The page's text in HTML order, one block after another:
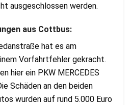
ausgeschlossen werden.
aus Cottbus:
hat es am
Vorfahrtfehler gekracht.
hier ein PKW MERCEDES
Schäden an den beiden
wurden auf rund 5.000 Euro